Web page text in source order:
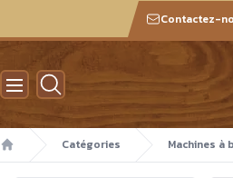
Contactez-
Atelier des
Accueil
Catégories Machines à